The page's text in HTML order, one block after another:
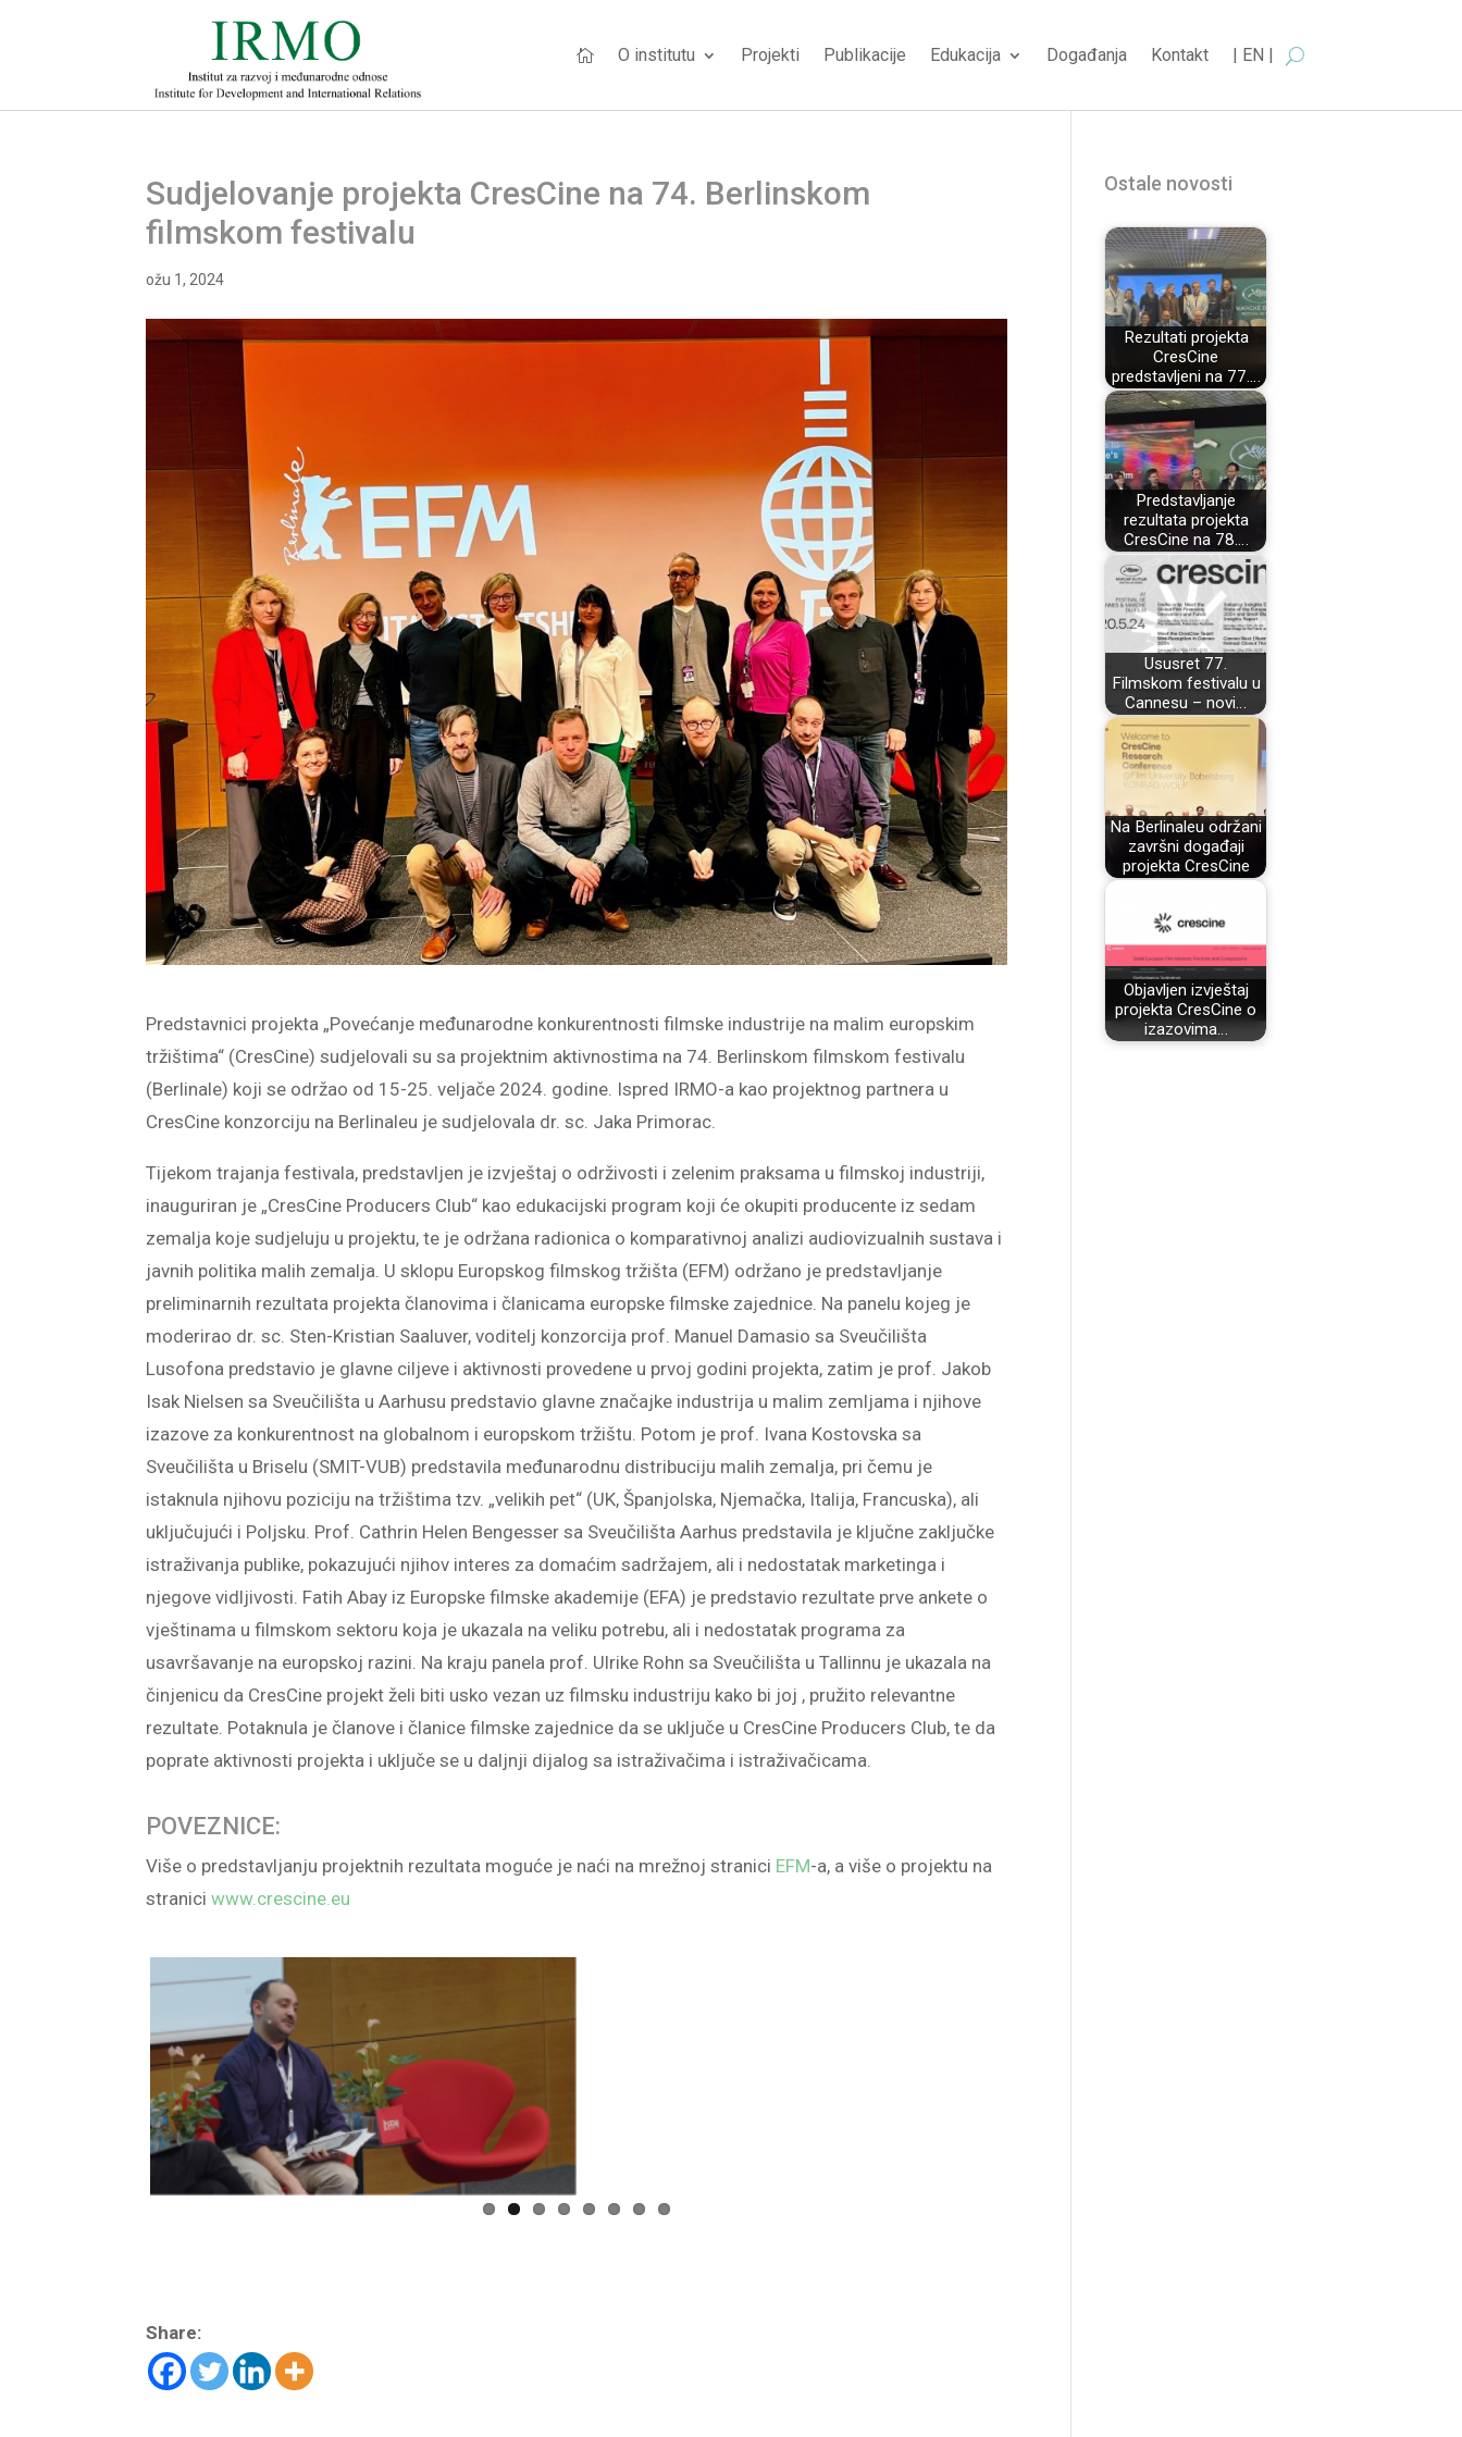
 O institutu Projekti Publikacije Edukacija Događanja Kontakt | EN |
Sudjelovanje projekta CresCine na 74. Berlinskom
filmskom festivalu
ožu 1, 2024
Predstavnici projekta „Povećanje međunarodne konkurentnosti filmske industrije na malim europskim
tržištima“ (CresCine) sudjelovali su sa projektnim aktivnostima na 74. Berlinskom filmskom festivalu
(Berlinale) koji se održao od 15-25. veljače 2024. godine. Ispred IRMO-a kao projektnog partnera u
CresCine konzorciju na Berlinaleu je sudjelovala dr. sc. Jaka Primorac.
Tijekom trajanja festivala, predstavljen je izvještaj o održivosti i zelenim praksama u filmskoj industriji,
inauguriran je „CresCine Producers Club“ kao edukacijski program koji će okupiti producente iz sedam
zemalja koje sudjeluju u projektu, te je održana radionica o komparativnoj analizi audiovizualnih sustava i
javnih politika malih zemalja. U sklopu Europskog filmskog tržišta (EFM) održano je predstavljanje
preliminarnih rezultata projekta članovima i članicama europske filmske zajednice. Na panelu kojeg je
moderirao dr. sc. Sten-Kristian Saaluver, voditelj konzorcija prof. Manuel Damasio sa Sveučilišta
Lusofona predstavio je glavne ciljeve i aktivnosti provedene u prvoj godini projekta, zatim je prof. Jakob
Isak Nielsen sa Sveučilišta u Aarhusu predstavio glavne značajke industrija u malim zemljama i njihove
izazove za konkurentnost na globalnom i europskom tržištu. Potom je prof. Ivana Kostovska sa
Sveučilišta u Briselu (SMIT-VUB) predstavila međunarodnu distribuciju malih zemalja, pri čemu je
istaknula njihovu poziciju na tržištima tzv. „velikih pet“ (UK, Španjolska, Njemačka, Italija, Francuska), ali
uključujući i Poljsku. Prof. Cathrin Helen Bengesser sa Sveučilišta Aarhus predstavila je ključne zaključke
istraživanja publike, pokazujući njihov interes za domaćim sadržajem, ali i nedostatak marketinga i
njegove vidljivosti. Fatih Abay iz Europske filmske akademije (EFA) je predstavio rezultate prve ankete o
vještinama u filmskom sektoru koja je ukazala na veliku potrebu, ali i nedostatak programa za
usavršavanje na europskoj razini. Na kraju panela prof. Ulrike Rohn sa Sveučilišta u Tallinnu je ukazala na
činjenicu da CresCine projekt želi biti usko vezan uz filmsku industriju kako bi joj , pružito relevantne
rezultate. Potaknula je članove i članice filmske zajednice da se uključe u CresCine Producers Club, te da
poprate aktivnosti projekta i uključe se u daljnji dijalog sa istraživačima i istraživačicama.
POVEZNICE:
Više o predstavljanju projektnih rezultata moguće je naći na mrežnoj stranici EFM-a, a više o projektu na
straniciwww.crescine.eu
Share:
Ostale novosti
Rezultati projekta
CresCine
predstavljeni na 77.…
Predstavljanje
rezultata projekta
CresCine na 78.…
Ususret 77.
Filmskom festivalu u
Cannesu – novi…
Na Berlinaleu održani
završni događaji
projekta CresCine
Objavljen izvještaj
projekta CresCine o
izazovima…